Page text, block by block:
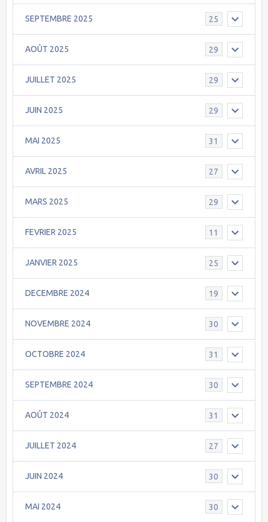
SEPTEMBRE 2025 25
AOÛT 2025 29
JUILLET 2025 29
JUIN 2025 29
MAI 2025 31
AVRIL 2025 27
MARS 2025 29
FEVRIER 2025 11
JANVIER 2025 25
DECEMBRE 2024 19
NOVEMBRE 2024 30
OCTOBRE 2024 31
SEPTEMBRE 2024 30
AOÛT 2024 31
JUILLET 2024 27
JUIN 2024 30
MAI 2024 30